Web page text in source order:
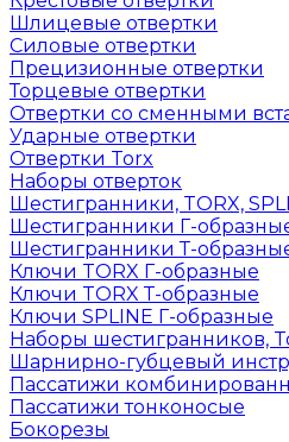
Шлицевые отвертки
Силовые отвертки
Прецизионные отвертки
Торцевые отвертки
Отвертки со сменными
Ударные отвертки
Отвертки Torx
Наборы отверток
Шестигранники, TORX,
Шестигранники Г-
Шестигранники Т-
Ключи TORX Г-образные
Ключи TORX Т-образные
Ключи SPLINE Г-образные
Наборы шестигранников,
Шарнирно-губцевый
Пассатижи
Пассатижи тонконосые
Бокорезы